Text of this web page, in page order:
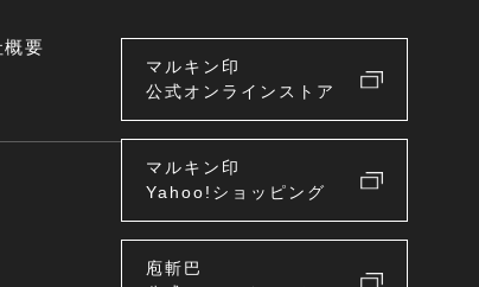
概要
マルキン印
公式オンラインストア
マルキン印
Yahoo!ショッピング
庖斬巴